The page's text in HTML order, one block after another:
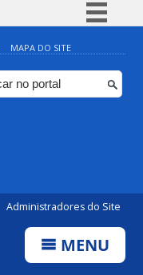
Simplifique!
Comunica BR
Participe
MAPA DO SITE
Administradores do Site
MENU